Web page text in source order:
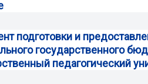
подготовки и
государственного
педагогический